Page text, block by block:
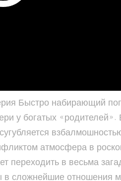
Быстро набирающий
у богатых
атмосфера в
переходить в весьма
в сложнейшие